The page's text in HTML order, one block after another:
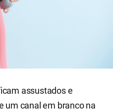
assustados e
um canal em branco na